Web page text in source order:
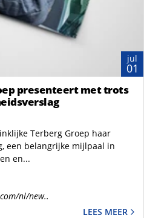
jul
01
presenteert met trots
Terberg Groep haar
een belangrijke mijlpaal in
en...
nl/new..
LEES MEER